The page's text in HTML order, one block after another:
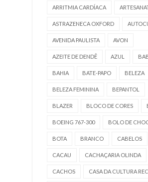
ARRITMIA CARDÍACA
ASTRAZENECA OXFORD
AVENIDA PAULISTA AVON
AZEITE DE DENDÊ AZUL
BAHIA BATE-PAPO BELEZA
BELEZA FEMININA BEPANTOL
BLAZER BLOCO DE CORES
BOEING 767-300 BOLO DE
BOTA BRANCO CABELOS
CACAU CACHAÇARIA OLINDA
CACHOS CASA DA CULTURA